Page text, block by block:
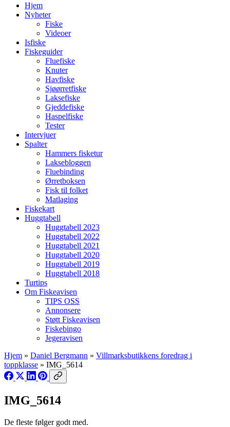
Hjem
Nyheter
Fiske
Videoer
Isfiske
Fiskeguider
Fluefiske
Knuter
Havfiske
Sjøørretfiske
Laksefiske
Gjeddefiske
Haspelfiske
Tester
Intervjuer
Spalter
Hammers fisketur
Laksebloggen
Fluebinding
Ørretboksen
Fisk til folket
Matlaging
Fiskekart
Huggtabell
Huggtabell 2023
Huggtabell 2022
Huggtabell 2021
Huggtabell 2020
Huggtabell 2019
Huggtabell 2018
Turtips
Om Fiskeavisen
TIPS OSS
Annonsere
Støtt Fiskeavisen
Fiskebingo
Jegeravisen
Hjem » Daniel Bergmann » Villmarksbutikkens foredrag i
toppklasse » IMG_5614
IMG_5614
De fleste følger godt med.